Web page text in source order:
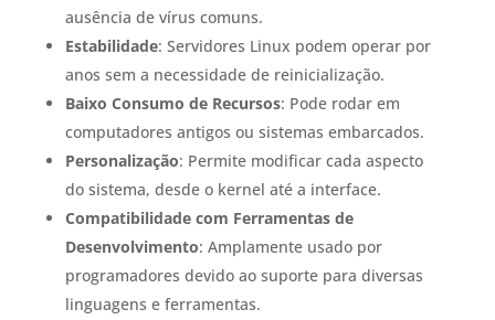
ausência de vírus comuns.
Estabilidade: Servidores Linux podem operar por
anos sem a necessidade de reinicialização.
Baixo Consumo de Recursos: Pode rodar em
computadores antigos ou sistemas embarcados.
Personalização: Permite modificar cada aspecto
do sistema, desde o kernel até a interface.
Compatibilidade com Ferramentas de
Desenvolvimento: Amplamente usado por
programadores devido ao suporte para diversas
linguagens e ferramentas.